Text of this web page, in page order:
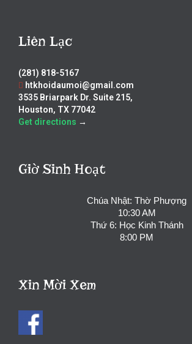
Liên Lạc
(281) 818-5167
htkhoidaumoi@gmail.com
3535 Briarpark Dr. Suite 215,
Houston, TX 77042
Get directions →
Giờ Sinh Hoạt
Chúa Nhật: Thờ Phượng
10:30 AM
Thứ 6: Học Kinh Thánh
8:00 PM
Xin Mời Xem